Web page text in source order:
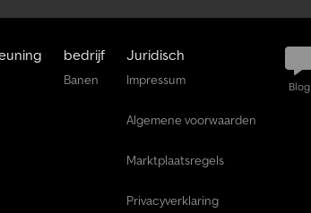
bedrijf
Banen
Juridisch
Impressum
Algemene voorwaarden
Marktplaatsregels
Privacyverklaring
Blog